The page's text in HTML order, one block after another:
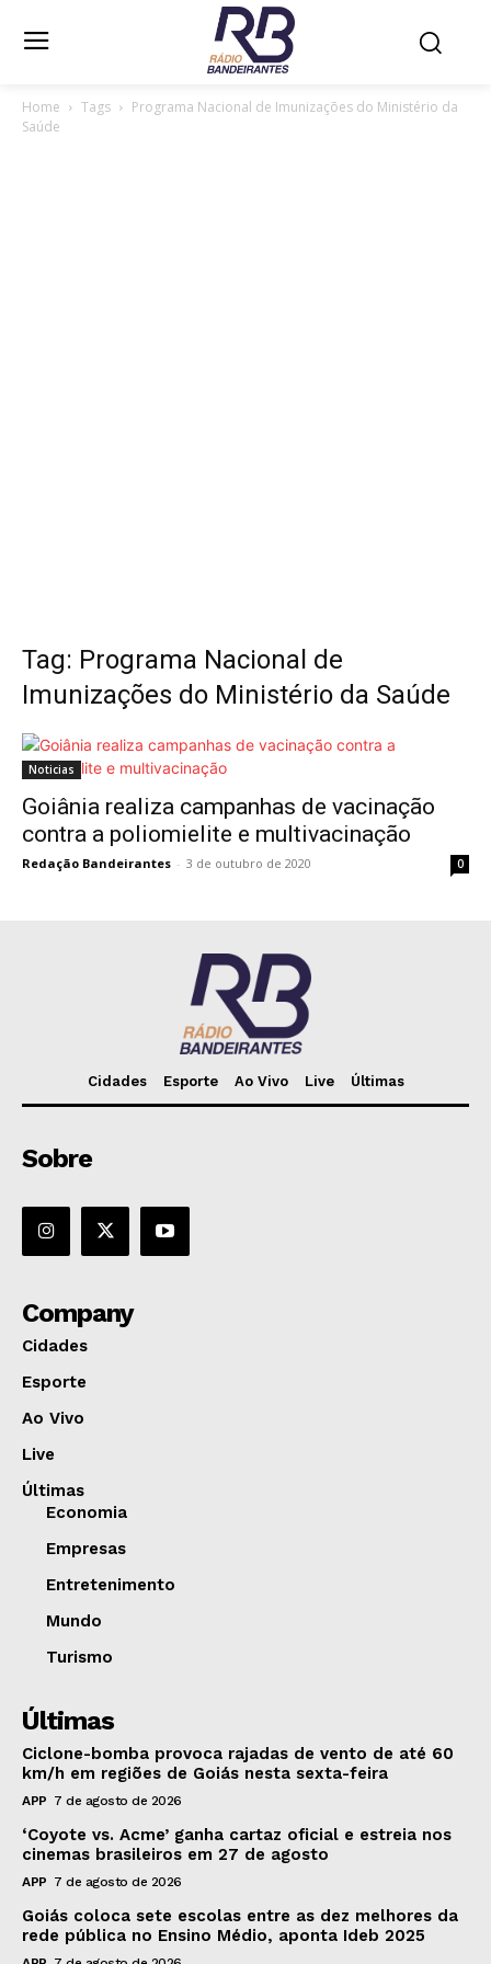
Home Tags
Programa Nacional de Imunizações do Ministério da
Saúde
Tag: Programa Nacional de
Imunizações do Ministério da Saúde
Noticias
Goiânia realiza campanhas de vacinação
contra a poliomielite e multivacinação
Redação Bandeirantes - 3 de outubro de 2020 0
Cidades Esporte Ao Vivo Live Últimas
Sobre
Company
Cidades
Esporte
Ao Vivo
Live
Últimas
Economia
Empresas
Entretenimento
Mundo
Turismo
Últimas
Ciclone-bomba provoca rajadas de vento de até 60
km/h em regiões de Goiás nesta sexta-feira
APP 7 de agosto de 2026
‘Coyote vs. Acme’ ganha cartaz oficial e estreia nos
cinemas brasileiros em 27 de agosto
APP 7 de agosto de 2026
Goiás coloca sete escolas entre as dez melhores da
rede pública no Ensino Médio, aponta Ideb 2025